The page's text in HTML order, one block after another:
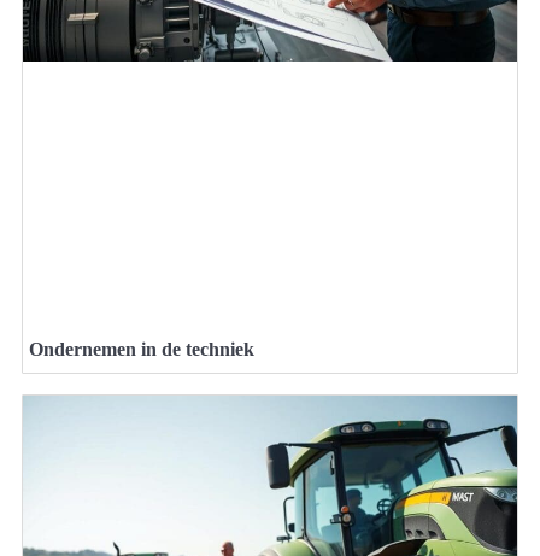
Ondernemen in de techniek